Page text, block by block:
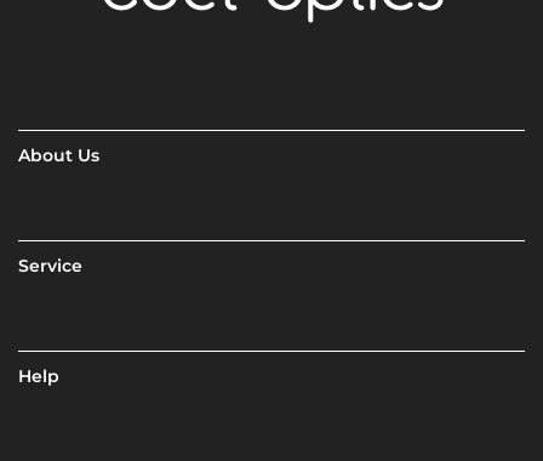
About Us
Service
Help